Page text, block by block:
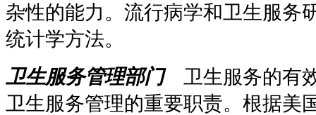
杂性的能力。流行病学和卫生服务
统计学方法。
卫生服务管理部门卫生服务的有
卫生服务管理的重要职责。根据美